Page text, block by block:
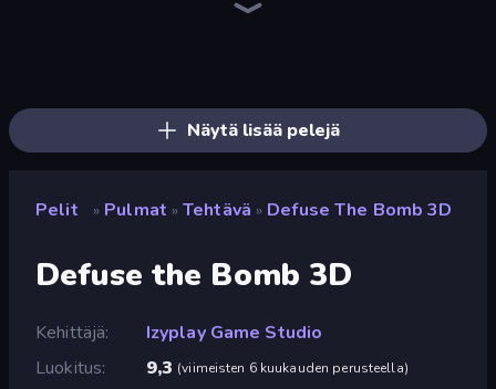
Näytä lisää pelejä
Pelit » Pulmat » Tehtävä » Defuse The Bomb 3D
Defuse the Bomb 3D
Kehittäjä
Izyplay Game Studio
Luokitus
9,3 (viimeisten 6 kuukauden perusteella)